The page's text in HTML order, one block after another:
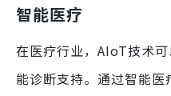
智能医疗
在医疗行业，AIoT技术
能诊断支持。通过智能